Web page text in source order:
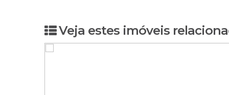
Veja estes imóveis